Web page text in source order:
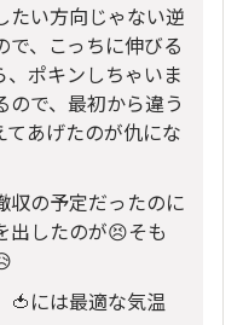
たい方向じゃない逆
、こっちに伸びる
ポキンしちゃいま
ので、最初から違う
あげたのが仇にな
収の予定だったのに
出したのが😣そも
🍅には最適な気温